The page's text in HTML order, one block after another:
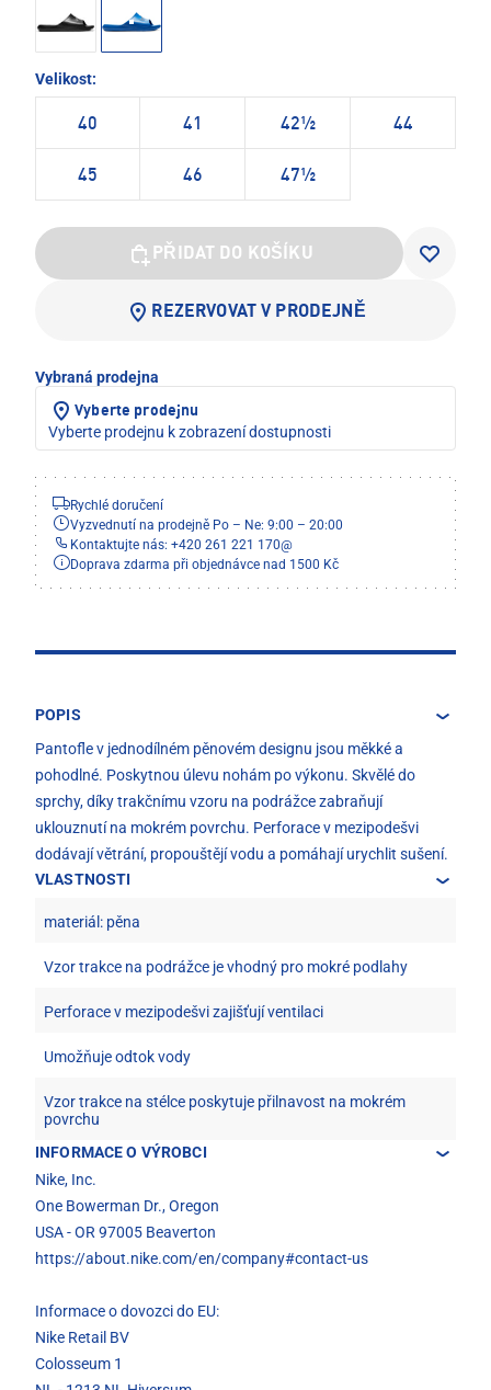
Velikost:
40 41 42½ 44
45 46 47½
PŘIDAT DO KOŠÍKU
REZERVOVAT V PRODEJNĚ
Vybraná prodejna
Vyberte prodejnu
Vyberte prodejnu k zobrazení dostupnosti
Rychlé doručení
Vyzvednutí na prodejně Po – Ne: 9:00 – 20:00
Kontaktujte nás: +420 261 221 170@
Doprava zdarma při objednávce nad 1500 Kč
POPIS
Pantofle v jednodílném pěnovém designu jsou měkké a
pohodlné. Poskytnou úlevu nohám po výkonu. Skvělé do
sprchy, díky trakčnímu vzoru na podrážce zabraňují
uklouznutí na mokrém povrchu. Perforace v mezipodešvi
dodávají větrání, propouštějí vodu a pomáhají urychlit sušení.
VLASTNOSTI
materiál: pěna
Vzor trakce na podrážce je vhodný pro mokré podlahy
Perforace v mezipodešvi zajišťují ventilaci
Umožňuje odtok vody
Vzor trakce na stélce poskytuje přilnavost na mokrém
povrchu
INFORMACE O VÝROBCI
Nike, Inc.
One Bowerman Dr., Oregon
USA - OR 97005 Beaverton
https://about.nike.com/en/company#contact-us
Informace o dovozci do EU:
Nike Retail BV
Colosseum 1